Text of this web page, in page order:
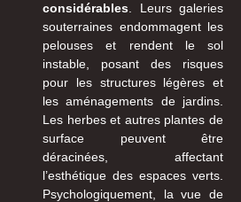
considérables. Leurs galeries
souterraines endommagent les
pelouses et rendent le sol
instable, posant des risques
pour les structures légères et
les aménagements de jardins.
Les herbes et autres plantes de
surface peuvent être
déracinées, affectant
l’esthétique des espaces verts.
Psychologiquement, la vue de